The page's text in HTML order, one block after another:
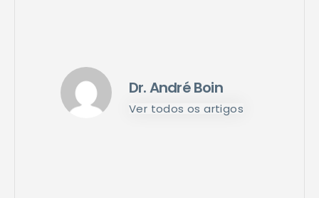
Dr. André Boin
Ver todos os artigos